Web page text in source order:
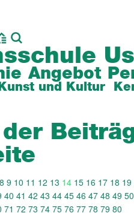
Angebot
Kunst und Kultur
8 9 10 11 12 13 14 15 16 17 18 19
40 41 42 43 44 45 46 47 48 49 50
71 72 73 74 75 76 77 78 79 80